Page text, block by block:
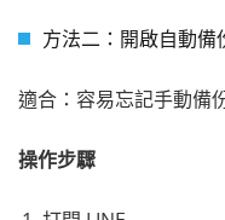
方法二：開啟自動備
適合：容易忘記手動備
操作步驟